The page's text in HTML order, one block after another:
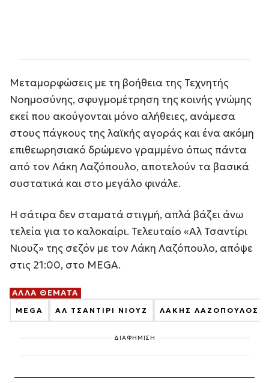
Μεταμορφώσεις με τη βοήθεια της Τεχνητής
Νοημοσύνης, σφυγμομέτρηση της κοινής γνώμης
εκεί που ακούγονται μόνο αλήθειες, ανάμεσα
στους πάγκους της λαϊκής αγοράς και ένα ακόμη
επιθεωρησιακό δρώμενο γραμμένο όπως πάντα
από τον Λάκη Λαζόπουλο, αποτελούν τα βασικά
συστατικά και στο μεγάλο φινάλε.
Η σάτιρα δεν σταματά στιγμή, απλά βάζει άνω
τελεία για το καλοκαίρι. Τελευταίο «Αλ Τσαντίρι
Νιουζ» της σεζόν με τον Λάκη Λαζόπουλο, απόψε
στις 21:00, στο MEGA.
ΑΛΛΑ ΘΕΜΑΤΑ
MEGA ΑΛ ΤΣΑΝΤΙΡΙ ΝΙΟΥΖ ΛΑΚΗΣ ΛΑΖΟΠΟΥΛΟΣ
ΔΙΑΦΗΜΙΣΗ